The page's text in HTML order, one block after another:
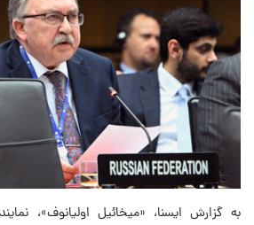
به گزارش ایسنا، «میخائیل اولیانوف»،